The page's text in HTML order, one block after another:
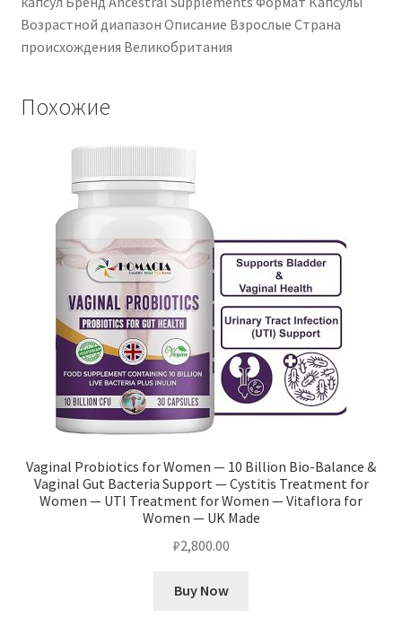
Возрастной диапазон Описание ‎Взрослые Страна
происхождения ‎Великобритания
Похожие
Vaginal Probiotics for Women — 10 Billion Bio-Balance &
Vaginal Gut Bacteria Support — Cystitis Treatment for
Women — UTI Treatment for Women — Vitaflora for
Women — UK Made
₽2,800.00
Buy Now